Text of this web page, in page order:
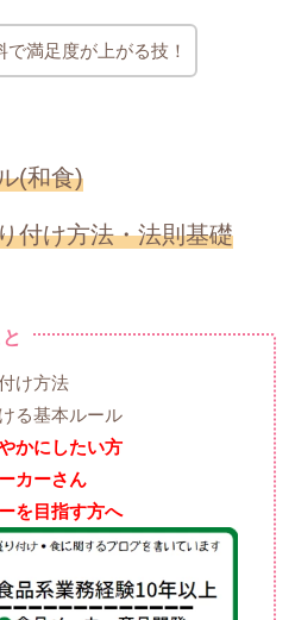
満足度が上がる技！
(和食)
付け方法・法則基礎
け方法
る基本ルール
かにしたい方
カーさん
を目指す方へ